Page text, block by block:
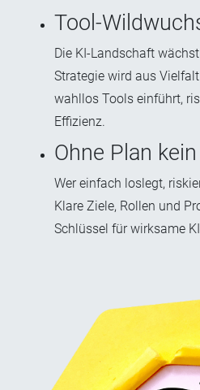
Tool-
Die KI-Landschaft
Strategie wird aus
wahllos Tools einführt,
Effizienz.
Ohne Plan
Wer einfach loslegt,
Klare Ziele, Rollen und
Schlüssel für wirksame